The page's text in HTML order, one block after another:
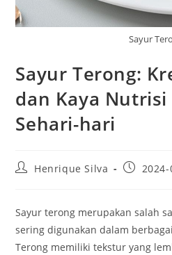
Sayur
Sayur Terong:
dan Kaya
Sehari-hari
PostHenrique Silva
Post
Sayur terong merupakan salah
sering digunakan dalam
Terong memiliki tekstur yang